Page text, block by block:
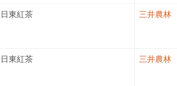
日東紅茶 三井農林
日東紅茶 三井農林